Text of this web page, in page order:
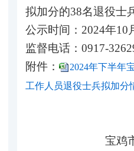
拟加分的38名退役士
公示时间：2024年10
监督电话：0917-
附件：
2024年下半年
工作人员退役士兵拟加分
宝鸡市人力